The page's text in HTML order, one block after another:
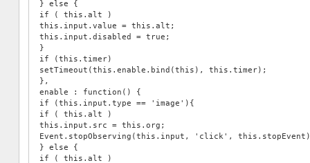
} else {
if ( this.alt )
this.input.value = this.alt;
this.input.disabled = true;
}
if (this.timer)
setTimeout(this.enable.bind(this), this.timer);
},
enable : function() {
if (this.input.type == 'image'){
if ( this.alt )
this.input.src = this.org;
Event.stopObserving(this.input, 'click',
} else {
if ( this.alt )